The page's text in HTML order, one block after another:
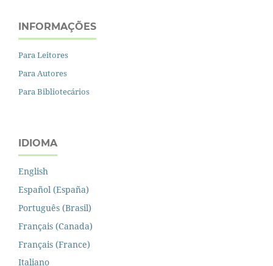
INFORMAÇÕES
Para Leitores
Para Autores
Para Bibliotecários
IDIOMA
English
Español (España)
Português (Brasil)
Français (Canada)
Français (France)
Italiano